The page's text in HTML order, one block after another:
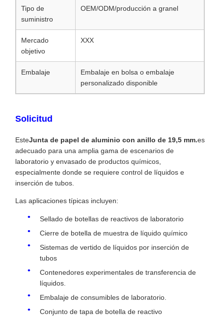
Tipo de
suministro
OEM/ODM/producción a granel
Mercado
objetivo
XXX
Embalaje
Embalaje en bolsa o embalaje
personalizado disponible
Solicitud
EsteJunta de papel de aluminio con anillo de 19,5 mm.es
adecuado para una amplia gama de escenarios de
laboratorio y envasado de productos químicos,
especialmente donde se requiere control de líquidos e
inserción de tubos.
Las aplicaciones típicas incluyen:
Sellado de botellas de reactivos de laboratorio
Cierre de botella de muestra de líquido químico
Sistemas de vertido de líquidos por inserción de
tubos
Contenedores experimentales de transferencia de
líquidos.
Embalaje de consumibles de laboratorio.
Conjunto de tapa de botella de reactivo